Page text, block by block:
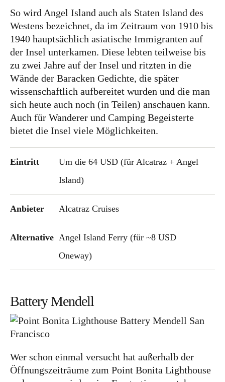
Zypern
Westeuropa
Belgien
Deutschland
Frankreich
Großbritannien
Gibraltar
Irland
Niederlande
Österreich
Schweiz
Naher Osten
Oman
Kolumne
So wird Angel Island auch als Staten Island des
Westens bezeichnet, da im Zeitraum von 1910 bis
1940 hauptsächlich asiatische Immigranten auf
der Insel unterkamen. Diese lebten teilweise bis
zu zwei Jahre auf der Insel und ritzten in die
Wände der Baracken Gedichte, die später
wissenschaftlich aufbereitet wurden und die man
sich heute auch noch (in Teilen) anschauen kann.
Auch für Wanderer und Camping Begeisterte
bietet die Insel viele Möglichkeiten.
Eintritt
Um die 64 USD (für Alcatraz + Angel
Island)
Anbieter Alcatraz Cruises
Alternative Angel Island Ferry (für ~8 USD
Oneway)
Battery Mendell
Wer schon einmal versucht hat außerhalb der
Öffnungszeiträume zum Point Bonita Lighthouse